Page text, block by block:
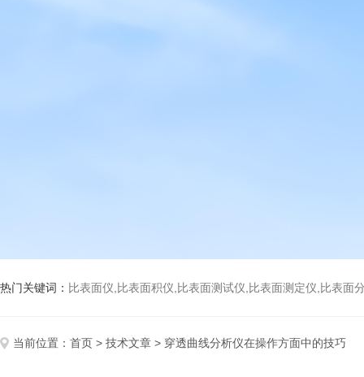
热门关键词： 比表面仪,比表面积仪,比表面测试仪,比表面测定仪,比表面分析仪,比表
当前位置： 首页 > 技术文章 > 穿透曲线分析仪在操作方面中的技巧